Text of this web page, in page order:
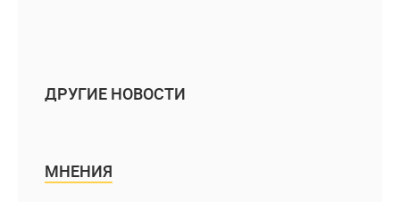
ДРУГИЕ НОВОСТИ
МНЕНИЯ